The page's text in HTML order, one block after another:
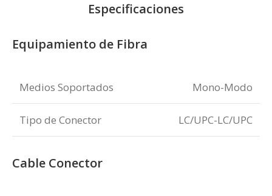
Especificaciones
Equipamiento de Fibra
Medios Soportados Mono-Modo
Tipo de Conector LC/UPC-LC/UPC
Cable Conector